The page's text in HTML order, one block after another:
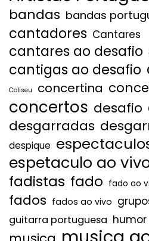
bandas bandas
cantadores Cantares
cantares ao desafio
cantigas ao desafio
Coliseu concertina
concertos desafio
desgarradas
despique
espetaculo ao
fadistas fado fado ao
fados fados ao vivo
guitarra portuguesa humor